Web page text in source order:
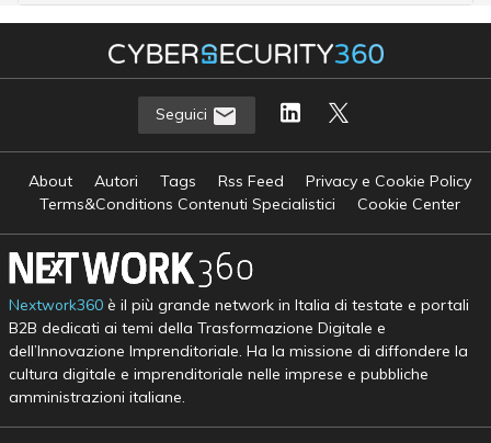
Seguici
About Autori Tags Rss Feed
Privacy e Cookie Policy
Terms&Conditions Contenuti Specialistici
Cookie Center
Nextwork360è il più grande network in Italia di testate e portali
B2B dedicati ai temi della Trasformazione Digitale e
dell’Innovazione Imprenditoriale. Ha la missione di diffondere la
cultura digitale e imprenditoriale nelle imprese e pubbliche
amministrazioni italiane.